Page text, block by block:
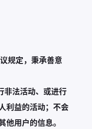
规定，秉承善意
非法活动、或进行
利益的活动；不会
他用户的信息。